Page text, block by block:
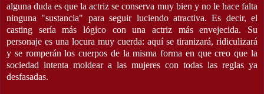
alguna duda es que la actriz se conserva muy bien y no le hace falta
ninguna "sustancia" para seguir luciendo atractiva. Es decir, el
casting sería más lógico con una actriz más envejecida. Su
personaje es una locura muy cuerda: aquí se tiranizará, ridiculizará
y se romperán los cuerpos de la misma forma en que creo que la
sociedad intenta moldear a las mujeres con todas las reglas ya
desfasadas.